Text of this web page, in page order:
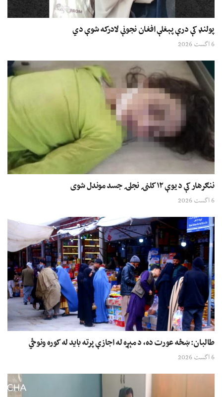
پولنډ کې درې پېغلې افغان نجونې لادرکه شوې دي
6 اگست 2026
ننګرهار کې د یوې ۱۲ کلنۍ نجلۍ جسد موندل شوی
6 اگست 2026
طالبان: ښځه عورت ده، د مېړه له اجازې پرته باید له کوره ونوځي
6 اگست 2026